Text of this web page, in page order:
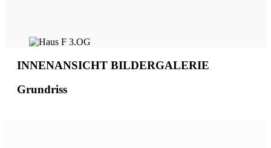
INNENANSICHT BILDERGALERIE
Grundriss